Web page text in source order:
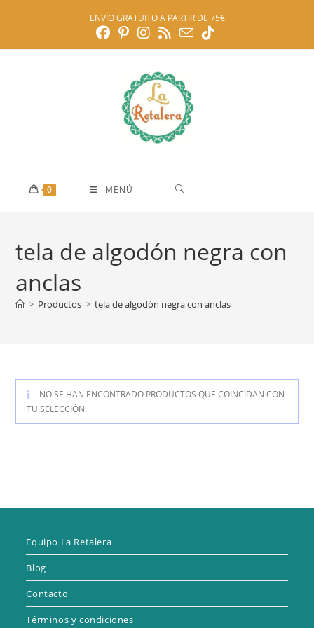
ENVÍO GRATUITO A PARTIR DE 75€
0 MENÚ
tela de algodón negra con
anclas
> Productos > tela de algodón negra con anclas
NO SE HAN ENCONTRADO PRODUCTOS QUE COINCIDAN CON
TU SELECCIÓN.
Equipo La Retalera
Blog
Contacto
Términos y condiciones